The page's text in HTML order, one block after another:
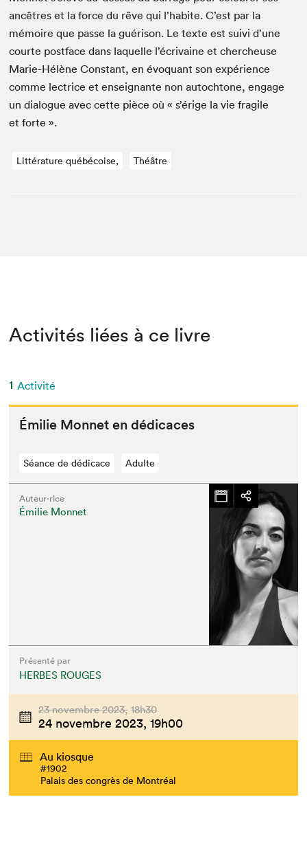
ancêtres et la force du rêve qui l’habite. C’est par la
mémoire que passe la guéri­son. Le texte est suivi d’une
courte post­face dans laque­lle l’écrivaine et chercheuse
Marie-Hélène Con­stant, en évo­quant son expéri­ence
comme lec­trice et enseignante non autochtone, engage
un dia­logue avec cette pièce où « s’érige la vie frag­ile
et forte ».
Littérature québécoise, Théâtre
Activités liées à ce livre
1 Activité
Émi­lie Mon­net en dédicaces
Séance de dédicace Adulte
Auteur·rice
Émilie Monnet
Présenté par
HERBES ROUGES
23 novembre 2023, 18h30
24 novembre 2023, 19h00
Au kiosque
#1902
Palais des congrès de Montréal